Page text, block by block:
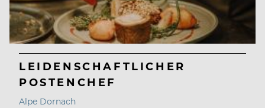
LEIDENSCHAFTLICHER
POSTENCHEF
Alpe Dornach